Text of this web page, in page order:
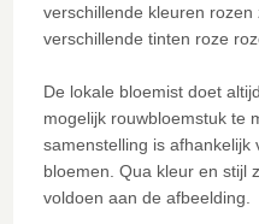
verschillende kleuren
verschillende tinten roze
De lokale bloemist doet
mogelijk rouwbloemstuk te
samenstelling is afhankelijk
bloemen. Qua kleur en stijl
voldoen aan de afbeelding.